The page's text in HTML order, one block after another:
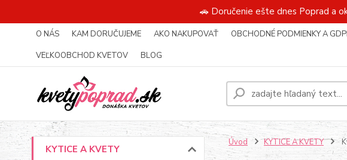
🚗 Doručenie ešte dnes Poprad a
O NÁS KAM DORUČUJEME AKO NAKUPOVAŤ OBCHODNÉ PODMIENKY A
VEĽKOOBCHOD KVETOV
BLOG
KYTICE A KVETY
Úvod KYTICE A KVETY